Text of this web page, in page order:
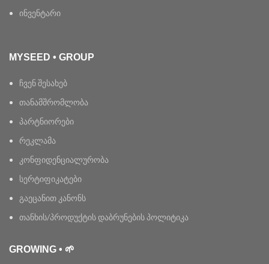
ინვენტარი
MYSEED • GROUP
ჩვენ შესახებ
თანამშრომლობა
პარტნიორები
რეკლამა
კონფიდენციალურობა
სერტიფიკატები
გაეცანით კანონს
თანხის/პროდუქტის დაბრუნების პოლიტიკა
GROWING • 🌱